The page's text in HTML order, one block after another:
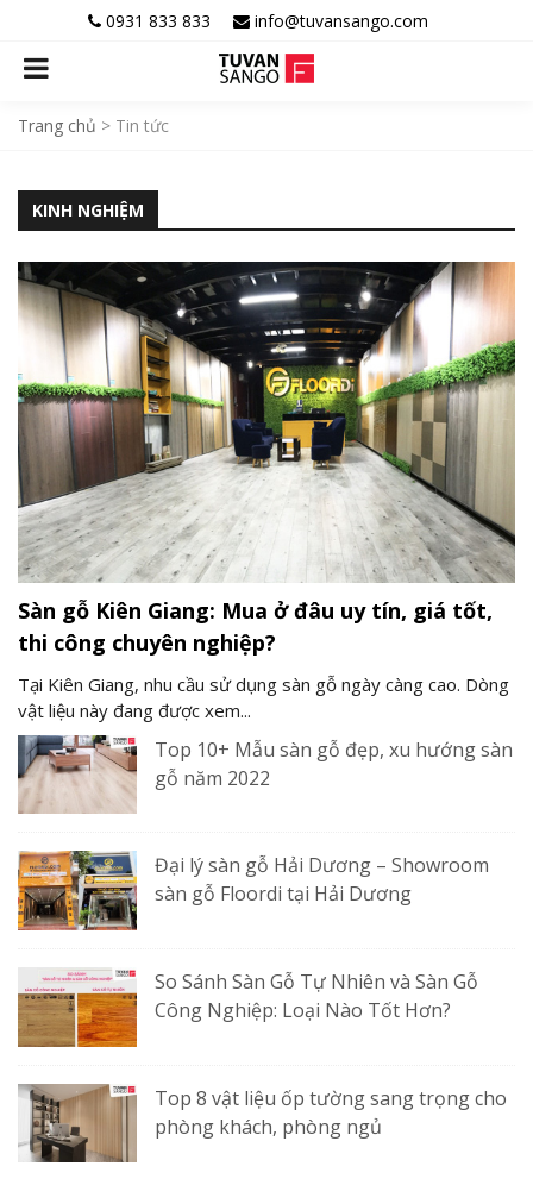
0931 833 833 info@tuvansango.com
Trang chủ > Tin tức
KINH NGHIỆM
Sàn gỗ Kiên Giang: Mua ở đâu uy tín, giá tốt,
thi công chuyên nghiệp?
Tại Kiên Giang, nhu cầu sử dụng sàn gỗ ngày càng cao. Dòng
vật liệu này đang được xem...
Top 10+ Mẫu sàn gỗ đẹp, xu hướng sàn
gỗ năm 2022
Đại lý sàn gỗ Hải Dương – Showroom
sàn gỗ Floordi tại Hải Dương
So Sánh Sàn Gỗ Tự Nhiên và Sàn Gỗ
Công Nghiệp: Loại Nào Tốt Hơn?
Top 8 vật liệu ốp tường sang trọng cho
phòng khách, phòng ngủ